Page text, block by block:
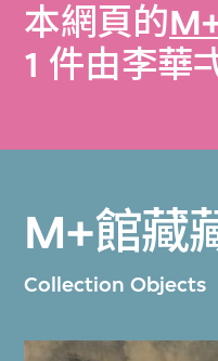
本網頁的
1 件由李華
M+館藏
Collection Objects